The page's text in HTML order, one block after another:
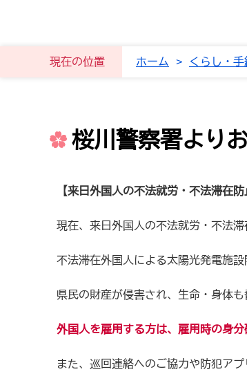
現在の位置 ホーム > くらし・手
桜川警察署より
【来日外国人の不法就労・不法滞在防
現在、来日外国人の不法就労・不法滞
不法滞在外国人による太陽光発電施
県民の財産が侵害され、生命・身体も
外国人を雇用する方は、雇用時の身
また、巡回連絡へのご協力や防犯ア